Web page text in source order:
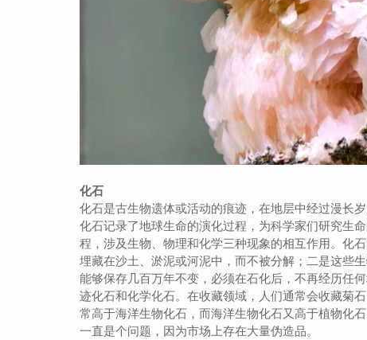
化石
化石是古生物遗体或活动的痕迹，在地层中经过漫长
化石记录了地球生命的演化过程，为科学家们研究生
程，涉及生物、物理和化学三种现象的相互作用。化
埋藏在沙土、淤泥或河泥中，而不被分解；二是这些
能够保存几百万年不变，必须在石化后，不再经历任
迹化石和化学化石。在收藏领域，人们通常会收藏菊
常高于海洋生物化石，而海洋生物化石又高于植物化
一直是个问题，因为市场上存在大量伪造品。